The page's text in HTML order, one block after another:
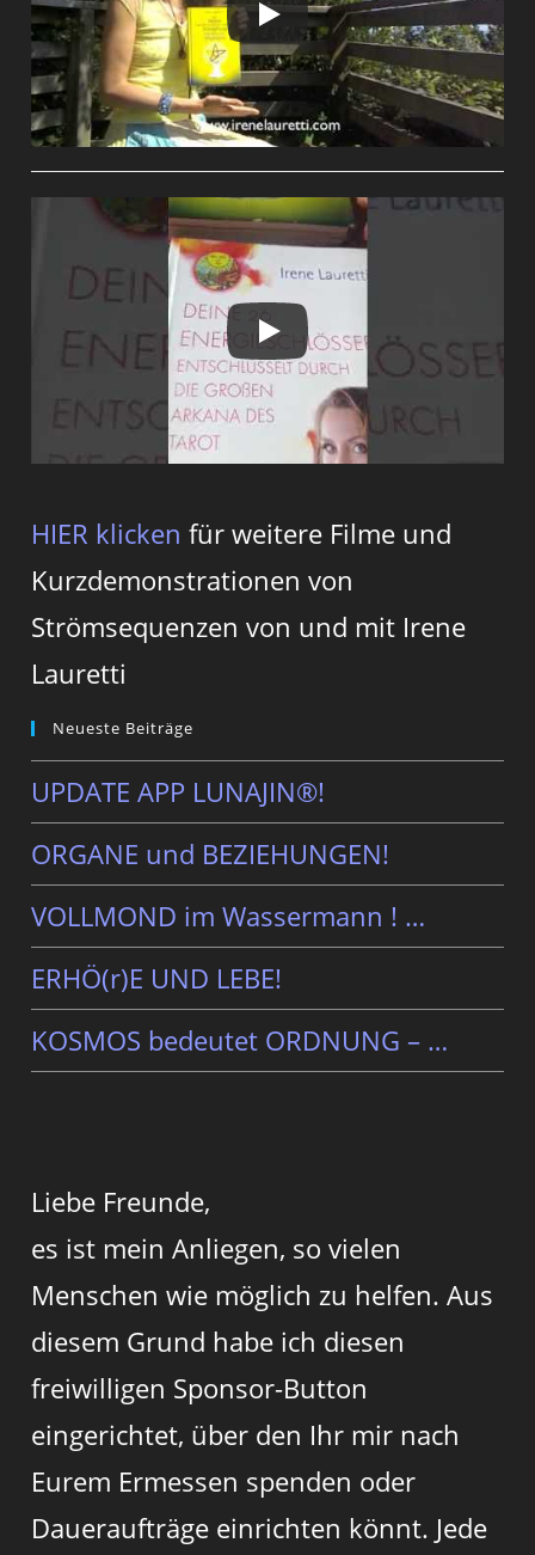
HIER klicken für weitere Filme und
Kurzdemonstrationen von
Strömsequenzen von und mit Irene
Lauretti
Neueste Beiträge
UPDATE APP LUNAJIN®!
ORGANE und BEZIEHUNGEN!
VOLLMOND im Wassermann ! …
ERHÖ(r)E UND LEBE!
KOSMOS bedeutet ORDNUNG – …
Liebe Freunde,
es ist mein Anliegen, so vielen
Menschen wie möglich zu helfen. Aus
diesem Grund habe ich diesen
freiwilligen Sponsor-Button
eingerichtet, über den Ihr mir nach
Eurem Ermessen spenden oder
Daueraufträge einrichten könnt. Jede